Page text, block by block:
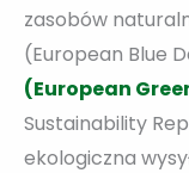
zasobów
(European Blue
(European
Sustainability
ekologiczna